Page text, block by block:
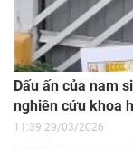
Dấu ấn của nam
nghiên cứu khoa
11:39 29/03/2026